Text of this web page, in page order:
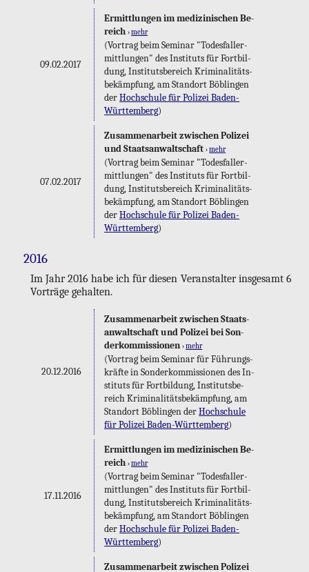
09.02.2017
Er­mitt­lun­gen im me­di­zi­ni­schen Be­
reich ›mehr
(Vor­trag beim Se­mi­nar "To­des­fall­er­
mitt­lun­gen" des In­sti­tuts für Fort­bil­
dung, In­sti­tuts­be­reich Kri­mi­na­li­täts­
be­kämp­fung, am Stand­ort Böb­lin­gen
derHoch­schu­le für Po­li­zei Ba­den-
Würt­tem­berg)
07.02.2017
Zu­sam­men­ar­beit zwi­schen Po­li­zei
und Staats­an­walt­schaft ›mehr
(Vor­trag beim Se­mi­nar "To­des­fall­er­
mitt­lun­gen" des In­sti­tuts für Fort­bil­
dung, In­sti­tuts­be­reich Kri­mi­na­li­täts­
be­kämp­fung, am Stand­ort Böb­lin­gen
derHoch­schu­le für Po­li­zei Ba­den-
Würt­tem­berg)
2016
Im Jahr 2016 habe ich für die­sen Ver­an­stal­ter ins­ge­samt 6
Vor­trä­ge ge­hal­ten.
20.12.2016
Zu­sam­men­ar­beit zwi­schen Staats­
an­walt­schaft und Po­li­zei bei Son­
der­kom­mis­sio­nen ›mehr
(Vor­trag beim Se­mi­nar für Füh­rungs­
kräf­te in Son­der­kom­mis­sio­nen des In­
sti­tuts für Fort­bil­dung, In­sti­tuts­be­
reich Kri­mi­na­li­täts­be­kämp­fung, am
Stand­ort Böb­lin­gen derHoch­schu­le
für Po­li­zei Ba­den-Würt­tem­berg)
17.11.2016
Er­mitt­lun­gen im me­di­zi­ni­schen Be­
reich ›mehr
(Vor­trag beim Se­mi­nar "To­des­fall­er­
mitt­lun­gen" des In­sti­tuts für Fort­bil­
dung, In­sti­tuts­be­reich Kri­mi­na­li­täts­
be­kämp­fung, am Stand­ort Böb­lin­gen
derHoch­schu­le für Po­li­zei Ba­den-
Würt­tem­berg)
Zu­sam­men­ar­beit zwi­schen Po­li­zei